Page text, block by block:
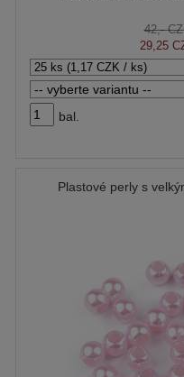
42,-
29,25
bal.
Plastové perly s